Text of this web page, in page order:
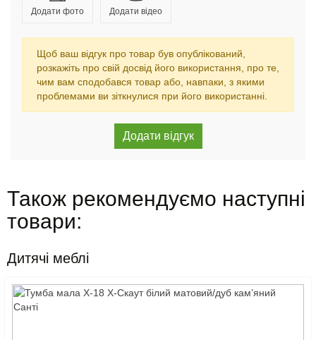
Додати фото Додати відео
Щоб ваш відгук про товар був опублікований,
розкажіть про свій досвід його використання, про те,
чим вам сподобався товар або, навпаки, з якими
проблемами ви зіткнулися при його використанні.
Також рекомендуємо наступні
товари:
Дитячі меблі